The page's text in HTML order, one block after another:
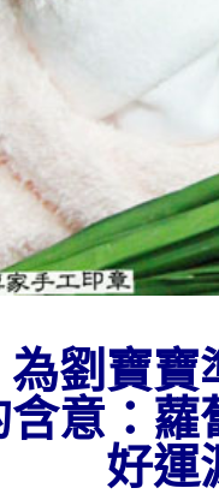
為劉寶寶
意： 蘿
好運